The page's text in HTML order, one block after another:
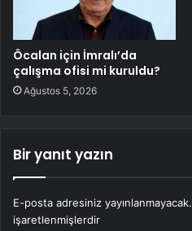
Öcalan için İmralı’da
çalışma ofisi mi kuruldu?
Ağustos 5, 2026
Bir yanıt yazın
E-posta adresiniz yayınlanmayacak.
işaretlenmişlerdir